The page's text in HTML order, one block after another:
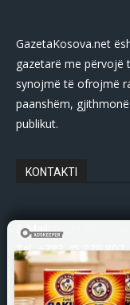
GazetaKosova.net
gazetarë me përvojë
synojmë të ofrojmë
paanshëm,
publikut.
KONTAKTI
E-Mail:
Tel: +383 45 339 807